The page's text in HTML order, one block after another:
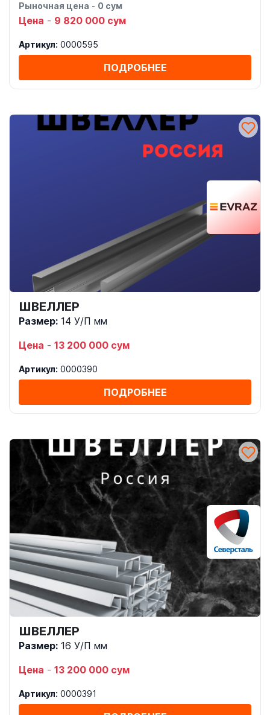
Рыночная цена - 0 сум
Цена - 9 820 000 сум
Артикул: 0000595
ПОДРОБНЕЕ
ШВЕЛЛЕР
Размер: 14 У/П мм
Цена - 13 200 000 сум
Артикул: 0000390
ПОДРОБНЕЕ
ШВЕЛЛЕР
Размер: 16 У/П мм
Цена - 13 200 000 сум
Артикул: 0000391